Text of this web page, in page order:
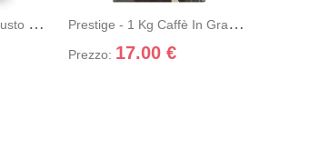
O
Rocrema - 96 Dolce Gusto Covim P
Restige - 1 Kg Caffè In Grani Covim
Prezzo: 17.00 €
+ Aggiungi nel carrello